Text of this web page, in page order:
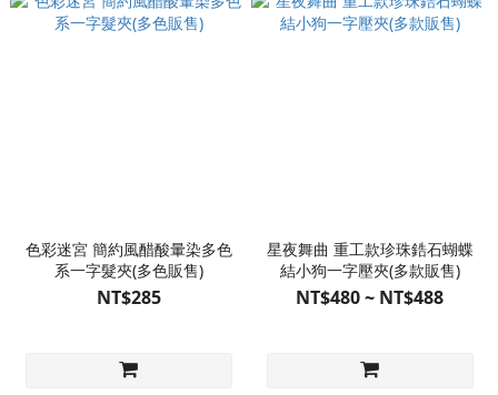
色彩迷宮 簡約風醋酸暈染多色
系一字髮夾(多色販售)
NT$285
星夜舞曲 重工款珍珠鋯石蝴蝶
結小狗一字壓夾(多款販售)
NT$480 ~ NT$488